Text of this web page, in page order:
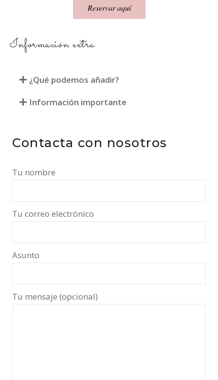
Reservar aquí
Información extra
¿Qué podemos añadir?
Información importante
Contacta con nosotros
Tu nombre
Tu correo electrónico
Asunto
Tu mensaje (opcional)